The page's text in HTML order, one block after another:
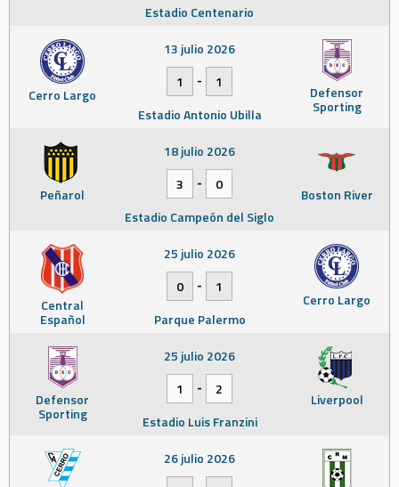
Estadio Centenario
Cerro Largo Defensor
Sporting
13 julio 2026
1
-
1
Estadio Antonio Ubilla
Peñarol Boston River
18 julio 2026
3
-
0
Estadio Campeón del Siglo
Central
Español
Cerro Largo
25 julio 2026
0
-
1
Parque Palermo
Defensor
Sporting
Liverpool
25 julio 2026
1
-
2
Estadio Luis Franzini
26 julio 2026